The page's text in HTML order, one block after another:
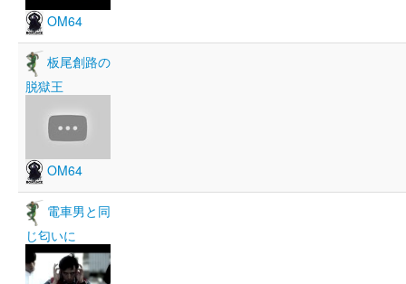
OM64
板尾創路の
脱獄王
OM64
電車男と同
じ匂いに